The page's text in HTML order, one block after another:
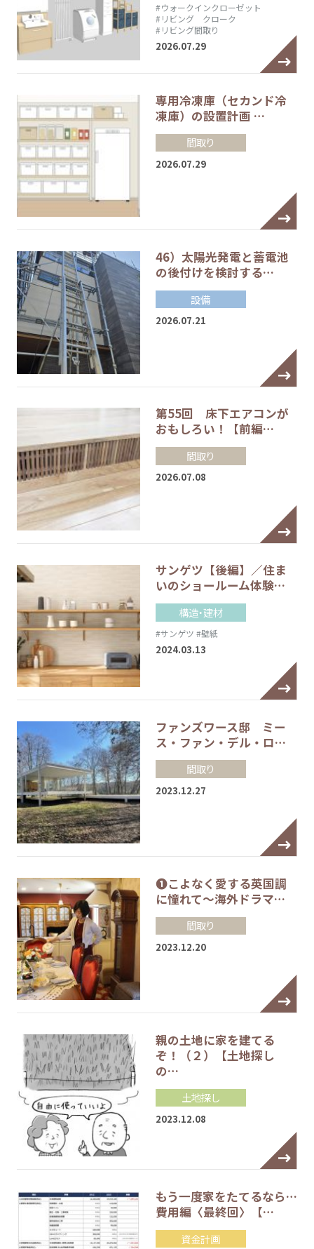
#ウォークインクローゼット
#リビング クローク
#リビング間取り
2026.07.29
専用冷凍庫（セカンド冷
凍庫）の設置計画 …
間取り
2026.07.29
46）太陽光発電と蓄電池
の後付けを検討する…
設備
2026.07.21
第55回 床下エアコンが
おもしろい！【前編…
間取り
2026.07.08
サンゲツ【後編】／住ま
いのショールーム体験…
構造・建材
#サンゲツ #壁紙
2024.03.13
ファンズワース邸 ミー
ス・ファン・デル・ロ…
間取り
2023.12.27
❶こよなく愛する英国調
に憧れて～海外ドラマ…
間取り
2023.12.20
親の土地に家を建てる
ぞ！（２）【土地探し
の…
土地探し
2023.12.08
もう一度家をたてるなら…
費用編〈最終回〉【…
資金計画